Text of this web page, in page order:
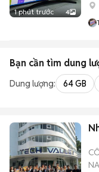
1 phút trước 4
Bạn cần tìm dung
Dung lượng: 64 GB